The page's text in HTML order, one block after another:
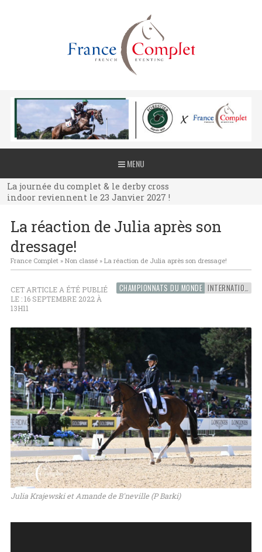
MENU
La journée du complet & le derby cross
indoor reviennent le 23 Janvier 2027 !
La journée du complet & le derby cross
indoor reviennent le 23 Janvier 2027 !
indoor reviennent le 23 Janvier 2027 !
La réaction de Julia après son
dressage!
France Complet» Non classé» La réaction de Julia après son dressage!
CHAMPIONNATS DU MONDE INTERNATIONAL
CET ARTICLE A ÉTÉ PUBLIÉ
LE : 16 SEPTEMBRE 2022 À
13H11
Julia Krajewski et Amande de B'neville (P Barki)